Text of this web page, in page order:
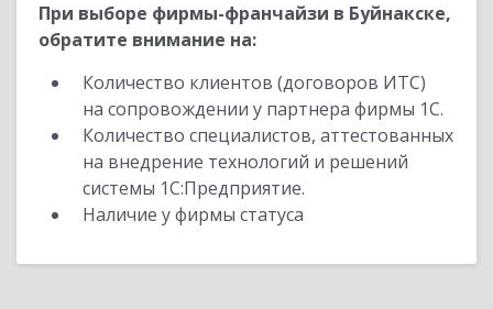
При выборе фирмы-франчайзи в Буйнакске,
обратите внимание на:
Количество клиентов (договоров ИТС)
на сопровождении у партнера фирмы 1С.
Количество специалистов, аттестованных
на внедрение технологий и решений
системы 1С:Предприятие.
Наличие у фирмы статуса